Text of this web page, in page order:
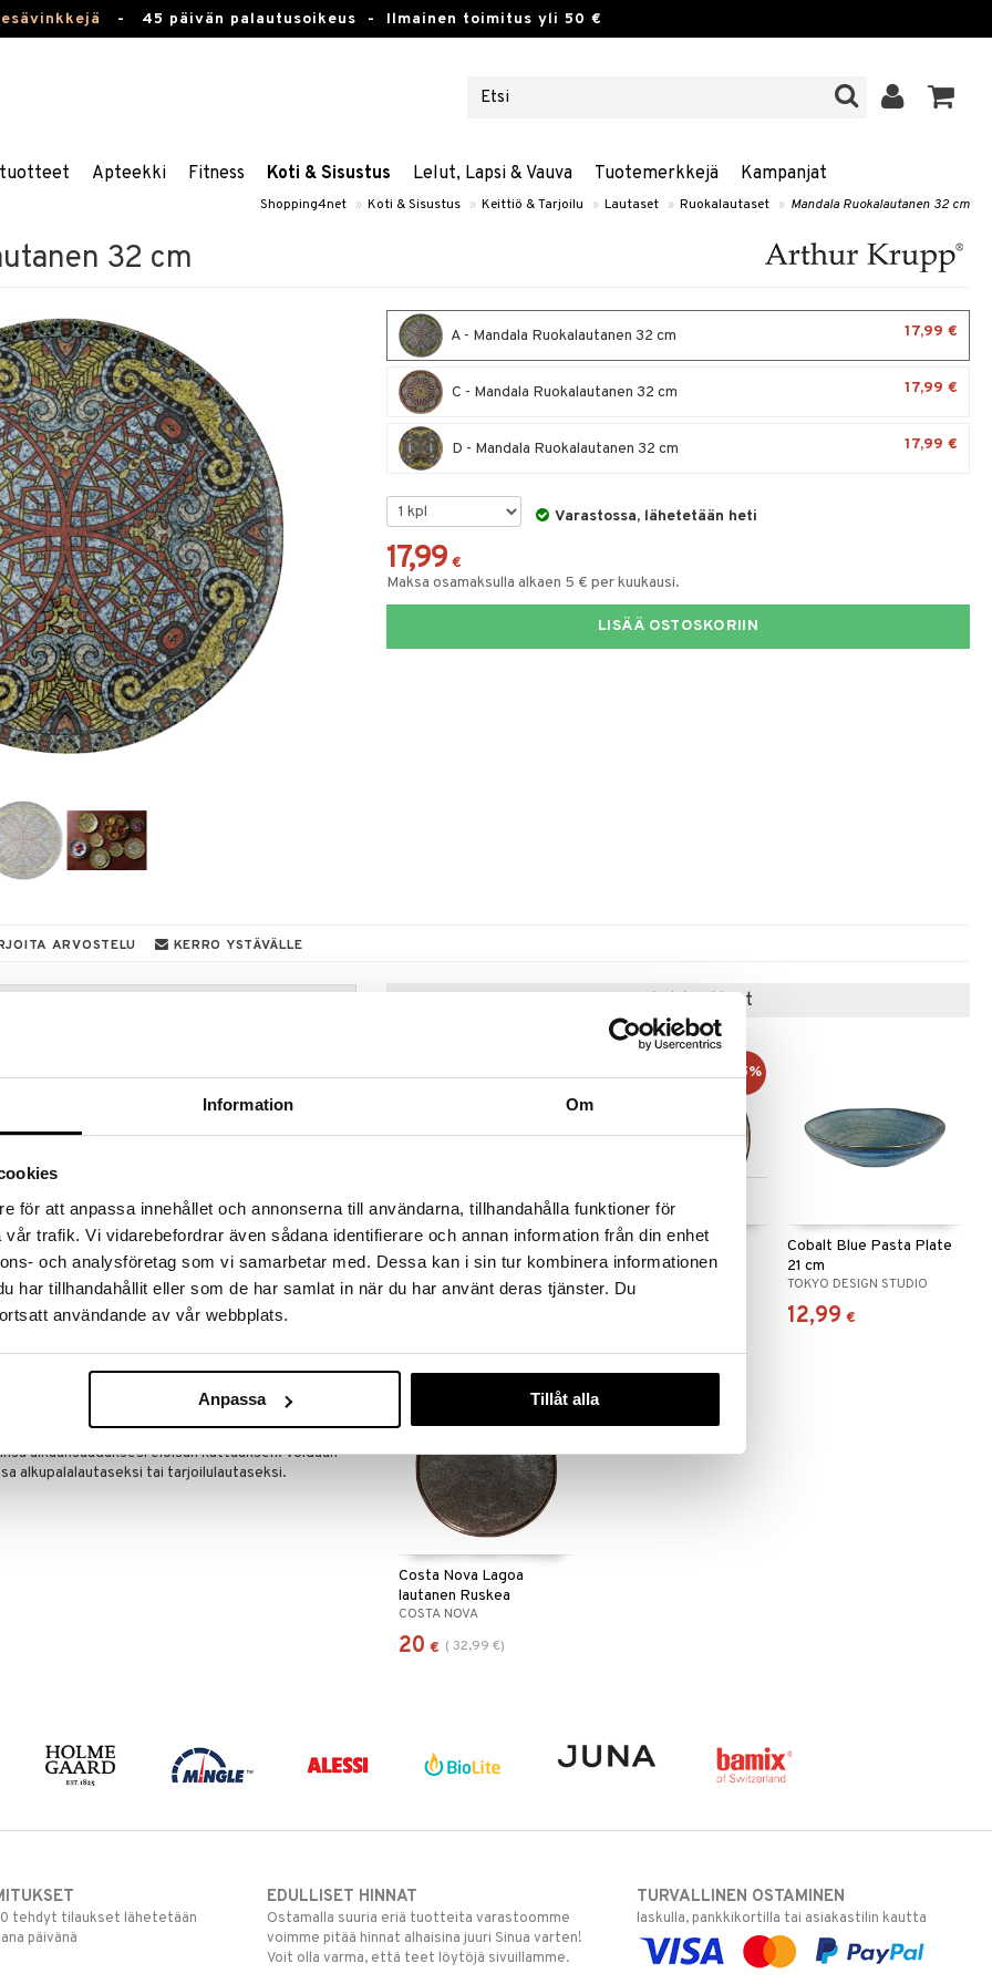
Information Om
för att anpassa innehållet och annonserna till användarna, tillhandahålla funktioner för
trafik. Vi vidarebefordrar även sådana identifierare och annan information från din enhet
och analysföretag som vi samarbetar med. Dessa kan i sin tur kombinera informationen
har tillhandahållit eller som de har samlat in när du har använt deras tjänster. Du
användande av vår webbplats.
Anpassa Tillåt alla
- 45 päivän palautusoikeus - Ilmainen toimitus yli 50 €
Apteekki Fitness Koti & Sisustus Lelut, Lapsi & Vauva Tuotemerkkejä Kampanjat
Shopping4net » Koti & Sisustus » Keittiö & Tarjoilu » Lautaset » Ruokalautaset » Mandala Ruokalautanen 32 cm
32 cm
A - Mandala Ruokalautanen 32 cm 17,99 €
C - Mandala Ruokalautanen 32 cm 17,99 €
D - Mandala Ruokalautanen 32 cm 17,99 €
Varastossa, lähetetään heti
17,99 €
Maksa osamaksulla alkaen 5 € per kuukausi.
LISÄÄ OSTOSKORIIN
ARVOSTELU KERRO YSTÄVÄLLE
hinnoilla!
31.8.2026 asti mutta ole nopea -
voivat päästä loppumaan!
löytöä? Outletistamme löydät runsaasti
tilaisuus tehdä löytöjä, kun
varastoa riittää!
ilmapiiriin ja tarjoaa loputtomasti yhdistelmiä
alkupalojen tai ruokien tarjoiluun eri puolilta
aikaansaadaksesi eloisan kattauksen. Voidaan
alkupalalautaseksi tai tarjoilulautaseksi.
Suositut tuotteet
vaihtoehtona
Gastro Lautanen
Musta/vihreä
BITZ
kampanja
vaihtoehtona
Gastro Lautanen
Musta/Meripihka
BITZ
kampanja -15%
Cobalt Blue Pasta Plate
21 cm
TOKYO DESIGN STUDIO
12,99 €
Costa Nova Lagoa
lautanen Ruskea
COSTA NOVA
20 € ( 32,99 €)
-39%
tehdyt tilaukset lähetetään
päivänä
EDULLISET HINNAT
Ostamalla suuria eriä tuotteita varastoomme
voimme pitää hinnat alhaisina juuri Sinua varten!
Voit olla varma, että teet löytöjä sivuillamme.
TURVALLINEN OSTAMINEN
laskulla, pankkikortilla tai asiakastilin kautta